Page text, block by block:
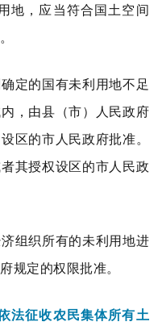
地，应当符合国土空间
定的国有未利用地不足
，由县（市）人民政府
区的市人民政府批准。
其授权设区的市人民政
组织所有的未利用地进
规定的权限批准。
法征收农民集体所有土